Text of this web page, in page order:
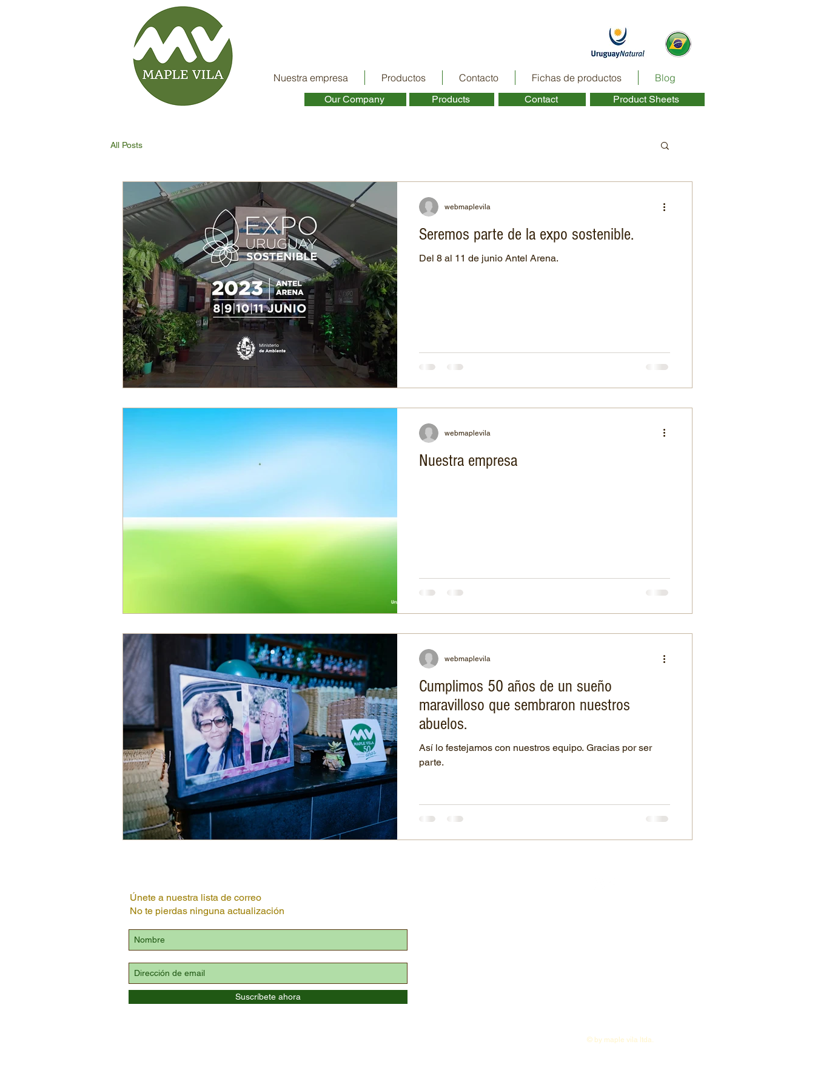
Nuestra empresa Productos Contacto Fichas de productos Blog
Our Company ​ Products ​ Contact ​ Product Sheets ​
All Posts
Seremos parte de la expo sostenible.
Del 8 al 11 de junio Antel Arena.
webmaplevila
Nuestra empresa
webmaplevila
Cumplimos 50 años de un sueño
maravilloso que sembraron nuestros
abuelos.
Así lo festejamos con nuestros equipo. Gracias por ser
parte.
webmaplevila
Únete a nuestra lista de correo
No te pierdas ninguna actualización
Suscríbete ahora
© by maple vila ltda.